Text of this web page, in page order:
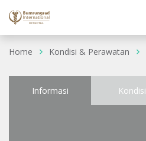
Home Kondisi & Perawatan
Informasi Kondisi